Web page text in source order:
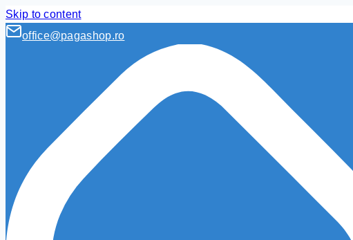
Skip to content
office@pagashop.ro